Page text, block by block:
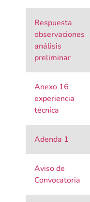
Respuesta
observaciones
análisis
preliminar
Anexo 16
experiencia
técnica
Adenda 1
Aviso de
Convocatoria